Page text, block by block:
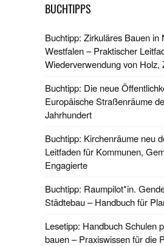
BUCHTIPPS
Buchtipp: Zirkuläres Bauen in
Westfalen – Praktischer
Wiederverwendung von Holz,
Buchtipp: Die neue
Europäische Straßenräume
Jahrhundert
Buchtipp: Kirchenräume neu
Leitfaden für Kommunen,
Engagierte
Buchtipp: Raumpilot*in.
Städtebau – Handbuch für
Lesetipp: Handbuch Schulen
bauen – Praxiswissen für die